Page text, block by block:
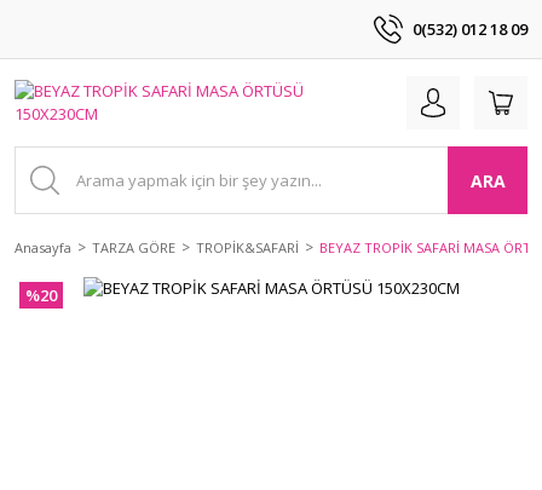
0(532) 012 18 09
ARA
Anasayfa TARZA GÖRE TROPİK&SAFARİ BEYAZ TROPİK SAFARİ MASA
%20